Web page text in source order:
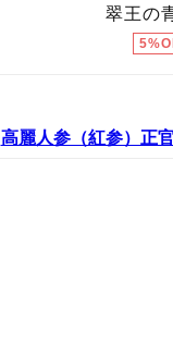
高麗人参（紅参）正